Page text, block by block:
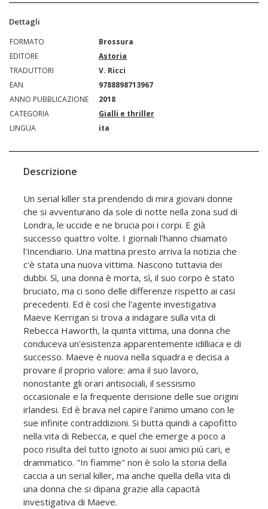
Dettagli
FORMATO
Brossura
EDITORE
Astoria
TRADUTTORI
V. Ricci
EAN
9788898713967
ANNO PUBBLICAZIONE
2018
CATEGORIA
Gialli e thriller
LINGUA
ita
Descrizione
Un serial killer sta prendendo di mira giovani donne
che si avventurano da sole di notte nella zona sud di
Londra, le uccide e ne brucia poi i corpi. E già
successo quattro volte. I giornali l'hanno chiamato
l'Incendiario. Una mattina presto arriva la notizia che
c'è stata una nuova vittima. Nascono tuttavia dei
dubbi. Sì, una donna è morta, sì, il suo corpo è stato
bruciato, ma ci sono delle differenze rispetto ai casi
precedenti. Ed è così che l'agente investigativa
Maeve Kerrigan si trova a indagare sulla vita di
Rebecca Haworth, la quinta vittima, una donna che
conduceva un'esistenza apparentemente idilliaca e di
successo. Maeve è nuova nella squadra e decisa a
provare il proprio valore: ama il suo lavoro,
nonostante gli orari antisociali, il sessismo
occasionale e la frequente derisione delle sue origini
irlandesi. Ed è brava nel capire l'animo umano con le
sue infinite contraddizioni. Si butta quindi a capofitto
nella vita di Rebecca, e quel che emerge a poco a
poco risulta del tutto ignoto ai suoi amici più cari, e
drammatico. "In fiamme" non è solo la storia della
caccia a un serial killer, ma anche quella della vita di
una donna che si dipana grazie alla capacità
investigativa di Maeve.